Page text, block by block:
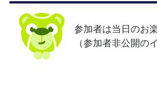
んでいただきます!
ピックルボールのコツがつかめ
ます
貴方もピックルボーラーになり
参加者は当日のお
（参加者非公開の